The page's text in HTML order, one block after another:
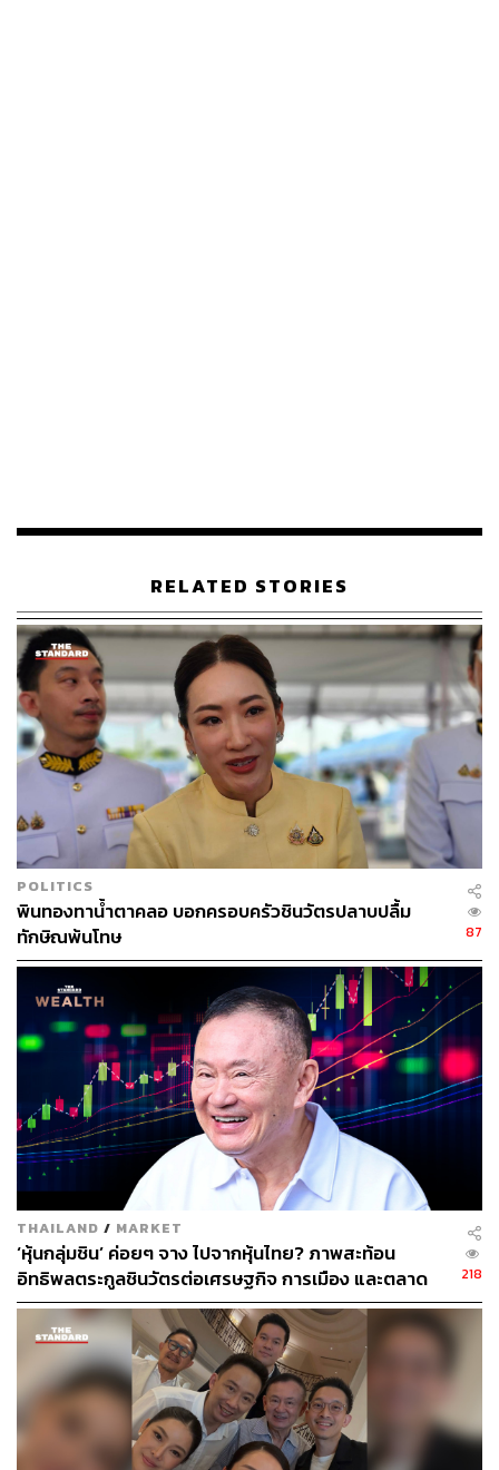
ที่ตั้งอยู่ในย่านใจกลางเมือง และแม้ว่าราคามักจะอยู่ในระดับ
ขนาดใหญ่สำหรับครอบครัว ซึ่งเป็นสิ่งที่ผู้พัฒนาโครงการได้
ออกแบบไว้ในโครงการบ้านแนวราบ
“ในช่วง 3 ปีต่อจากนี้เราคาดว่าจะเปิดโครงการในกลุ่ม
Ultimate Luxury อีกประมาณ 3 โครงการด้วยกัน” ณัฐพงศ์
กล่าว
สำหรับปี 2566 SC Asset มีแผนการเปิดโครงการใหม่รวม
25 โครงการ มูลค่ารวม 4 หมื่นล้านบาท โดยแบ่งเป็น
โครงการแนวราบเปิดใหม่ 22 โครงการ รวมมูลค่า 3 หมื่น
ล้านบาท
“ในปีนี้ SC Asset จะมีสินค้าบ้านเปิดขายในราคาเริ่มต้น
ตั้งแต่ 2.5 ล้านบาท ไปจนถึงมากกว่า 150 ล้านบาท ด้วยการ
เปิดตัวบ้านซีรีส์ใหม่ของแต่ละซับแบรนด์ เพื่อลงแข่งขันครอง
ความเป็นผู้นำบ้านเดี่ยว”
ด้านโครงการแนวสูงจะมีการเปิดใหม่ 3 โครงการ รวมมูลค่า
1 หมื่นล้านบาท ได้แก่
การเปิดตัวแบรนด์ใหม่ เจาะกลุ่มคนรุ่นใหม่บน 2 ทำเล
ได้แก่ ย่านรัชดา-พระราม 9 ใกล้ MRT ศูนย์วัฒนธรรม
แห่งประเทศไทย มูลค่าโครงการ 5.5 พันล้านบาท
ราคาเริ่ม 2 ล้านต้น ซึ่งเป็นเซ็กเมนต์ใหม่
ทำเลแห่งที่สองคือ เกษตร-ศรีปทุม ตรงข้าม
มหาวิทยาลัยศรีปทุม มูลค่าโครงการ 1.4 พันล้านบาท
เน้นงานดีไซน์และการออกแบบพื้นที่ส่วนกลางเพื่อคน
เมืองรุ่นใหม่
คอนโด SCOPE ประสานมิตร เจาะกลุ่มลูกค้าอินเต
อร์เนชันแนลพรีเมียม มูลค่าโครงการ 2.6 พันล้านบาท
ราคาเริ่มต้น 35 ล้านบาท
ขณะที่เป้าหมายในปี 2566 ประกอบด้วย
โตต่อเนื่องด้วยยอดขาย 3 หมื่นล้านบาท เติบโต 23%
RELATED STORIES
POLITICS
พินทองทาน้ำตาคลอ บอกครอบครัวชินวัตรปลาบปลื้ม
ทักษิณพ้นโทษ
87
THAILAND / MARKET
‘หุ้นกลุ่มชิน’ ค่อยๆ จาง ไปจากหุ้นไทย? ภาพสะท้อน
อิทธิพลตระกูลชินวัตรต่อเศรษฐกิจ การเมือง และตลาด
หุ้นไทยที่กำลังเปลี่ยนไป
218